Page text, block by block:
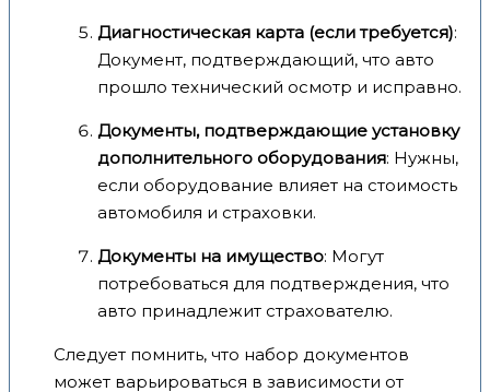
Диагностическая карта (если требуется):
Документ, подтверждающий, что авто
прошло технический осмотр и исправно.
Документы, подтверждающие установку
дополнительного оборудования: Нужны,
если оборудование влияет на стоимость
автомобиля и страховки.
Документы на имущество: Могут
потребоваться для подтверждения, что
авто принадлежит страхователю.
Следует помнить, что набор документов
может варьироваться в зависимости от